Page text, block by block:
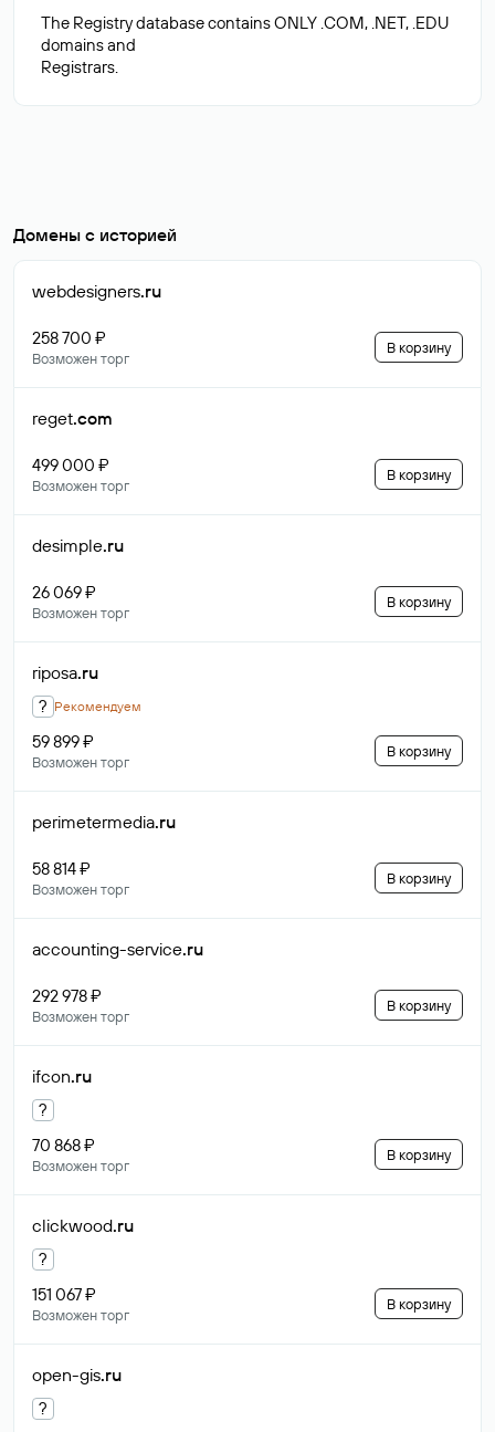
The Registry database contains ONLY .COM, .NET, .EDU
domains and
Домены с историей
webdesigners.ru
258 700 ₽
Возможен торг
В корзину
reget.com
499 000 ₽
Возможен торг
В корзину
desimple.ru
26 069 ₽
Возможен торг
В корзину
riposa.ru
? Рекомендуем
59 899 ₽
Возможен торг
В корзину
perimetermedia.ru
58 814 ₽
Возможен торг
В корзину
accounting-service.ru
292 978 ₽
Возможен торг
В корзину
ifcon.ru
?
70 868 ₽
Возможен торг
В корзину
clickwood.ru
?
151 067 ₽
Возможен торг
В корзину
open-gis.ru
?